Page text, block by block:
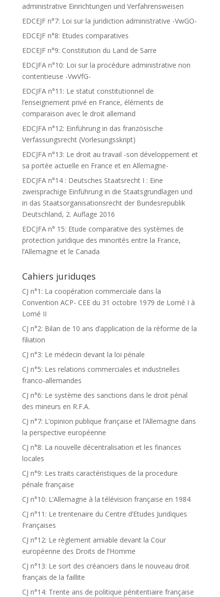
administrative Einrichtungen und Verfahrensweisen
EDCEJF n°7: Loi sur la juridiction administrative -VwGO-
EDCEJF n°8: Etudes comparatives
EDCEJF n°9: Constitution du Land de Sarre
EDCJFA n°10: Loi sur la procédure administrative non
contentieuse -VwVfG-
EDCJFA n°11: Le statut constitutionnel de
l’enseignement privé en France, éléments de
comparaison avec le droit allemand
EDCJFA n°12: Einführung in das französische
Verfassungsrecht (Vorlesungsskript)
EDCJFA n°13: Le droit au travail -son développement et
sa portée actuelle en France et en Allemagne-
EDCJFA n°14 : Deutsches Staatsrecht I : Eine
zweisprachige Einführung in die Staatsgrundlagen und
in das Staatsorganisationsrecht der Bundesrepublik
Deutschland, 2. Auflage 2016
EDCJFA n° 15: Etude comparative des systèmes de
protection juridique des minorités entre la France,
l’Allemagne et le Canada
Cahiers juriduqes
CJ n°1: La coopération commerciale dans la
Convention ACP- CEE du 31 octobre 1979 de Lomé I à
Lomé II
CJ n°2: Bilan de 10 ans d’application de la réforme de la
filiation
CJ n°3: Le médecin devant la loi pénale
CJ n°5: Les relations commerciales et industrielles
franco-allemandes
CJ n°6: Le système des sanctions dans le droit pénal
des mineurs en R.F.A.
CJ n°7: L’opinion publique française et l’Allemagne dans
la perspective européenne
CJ n°8: La nouvelle décentralisation et les finances
locales
CJ n°9: Les traits caractéristiques de la procedure
pénale française
CJ n°10: L’Allemagne à la télévision française en 1984
CJ n°11: Le trentenaire du Centre d’Etudes Juridiques
Françaises
CJ n°12: Le règlement amiable devant la Cour
européenne des Droits de l’Homme
CJ n°13: Le sort des créanciers dans le nouveau droit
français de la faillite
CJ n°14: Trente ans de politique pénitentiaire française